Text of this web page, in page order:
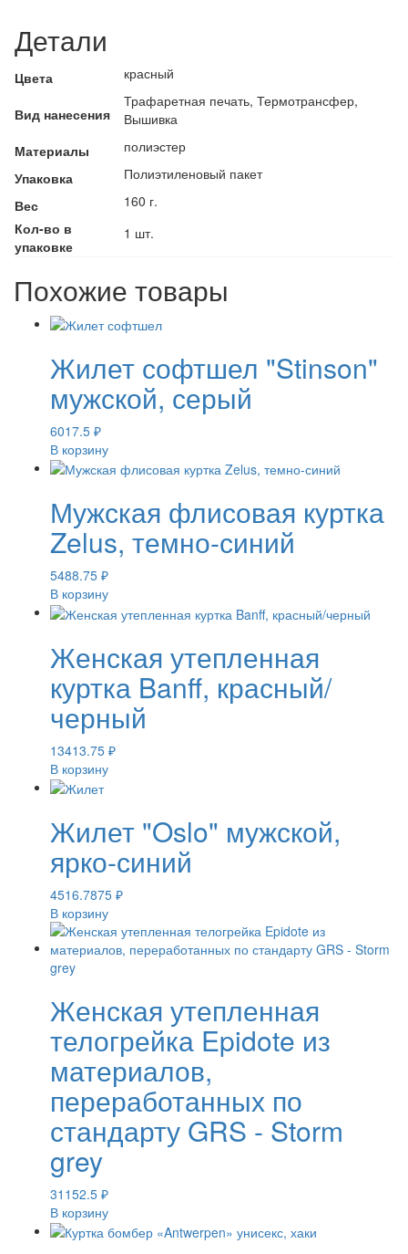
Детали
Цвета красный
Вид нанесения
Трафаретная печать, Термотрансфер,
Вышивка
Материалы
полиэстер
Упаковка
Полиэтиленовый пакет
Вес
160 г.
Кол-во в
упаковке
1 шт.
Похожие товары
Жилет софтшел "Stinson"
мужской, серый
6017.5 ₽
В корзину
Мужская флисовая куртка
Zelus, темно-синий
5488.75 ₽
В корзину
Женская утепленная
куртка Banff, красный/
черный
13413.75 ₽
В корзину
Жилет "Oslo" мужской,
ярко-синий
4516.7875 ₽
В корзину
Женская утепленная
телогрейка Epidote из
материалов,
переработанных по
стандарту GRS - Storm
grey
31152.5 ₽
В корзину